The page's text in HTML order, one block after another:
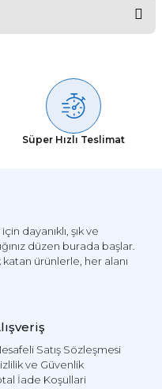
sorulmamış.
Süper Hızlı Teslimat
dayanıklı, şık ve
düzen burada başlar.
ürünlerle, her alanı
Satış Sözleşmesi
ve Güvenlik
İade Koşullari